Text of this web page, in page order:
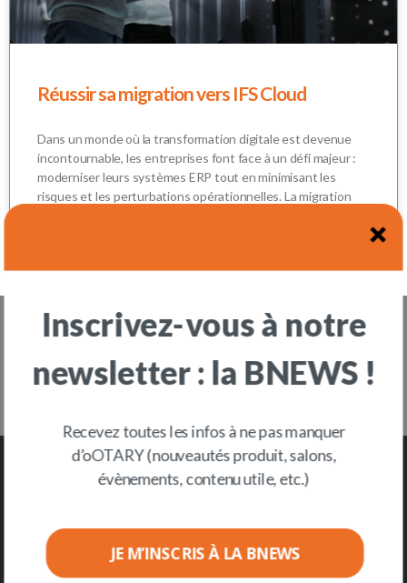
Réussir sa migration vers IFS Cloud
Dans un monde où la transformation digitale est devenue
incontournable, les entreprises font face à un défi majeur :
moderniser leurs systèmes ERP tout en minimisant les
risques et les perturbations opérationnelles. La migration
L'aventure OOTARY vous fait envie ?
Nous rejoindre
Inscrivez-vous à notre
newsletter : la BNEWS !
Recevez toutes les infos à ne pas manquer
d’oOTARY (nouveautés produit, salons,
évènements, contenu utile, etc.)
JE M’INSCRIS À LA BNEWS
BY